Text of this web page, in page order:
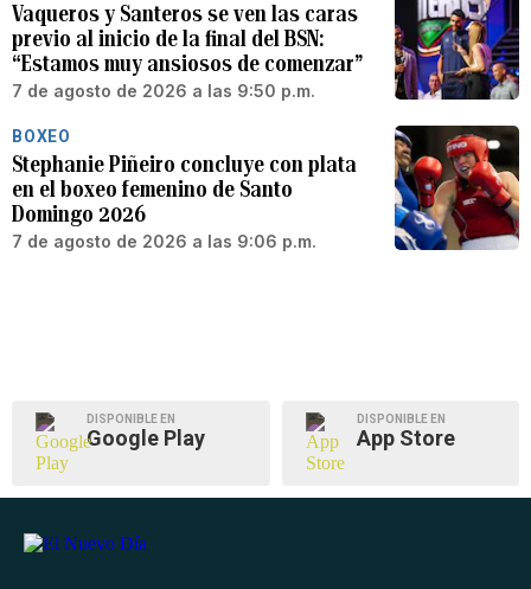
Vaqueros y Santeros se ven las caras
previo al inicio de la final del BSN:
“Estamos muy ansiosos de comenzar”
7 de agosto de 2026 a las 9:50 p.m.
BOXEO
Stephanie Piñeiro concluye con plata
en el boxeo femenino de Santo
Domingo 2026
7 de agosto de 2026 a las 9:06 p.m.
DISPONIBLE EN
Google Play
DISPONIBLE EN
App Store